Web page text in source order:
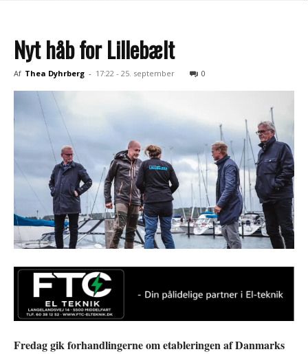
Nyt håb for Lillebælt
Af Thea Dyhrberg - 17:22 - 25. september 0
Fredag gik forhandlingerne om etableringen af Danmarks